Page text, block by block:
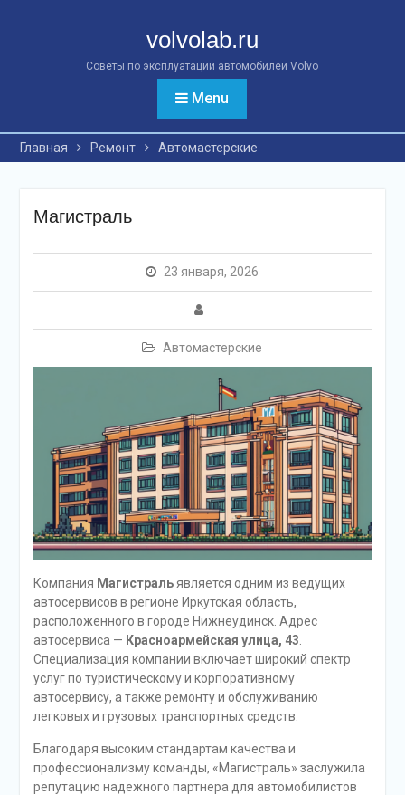
volvolab.ru
Советы по эксплуатации автомобилей Volvo
Menu
Главная Ремонт Автомастерские
Магистраль
23 января, 2026
Автомастерские
Компания Магистральявляется одним из ведущих
автосервисов в регионе Иркутская область,
расположенного в городе Нижнеудинск. Адрес
автосервиса — Красноармейская улица, 43.
Специализация компании включает широкий спектр
услуг по туристическому и корпоративному
автосервису, а также ремонту и обслуживанию
легковых и грузовых транспортных средств.
Благодаря высоким стандартам качества и
профессионализму команды, «Магистраль» заслужила
репутацию надежного партнера для автомобилистов